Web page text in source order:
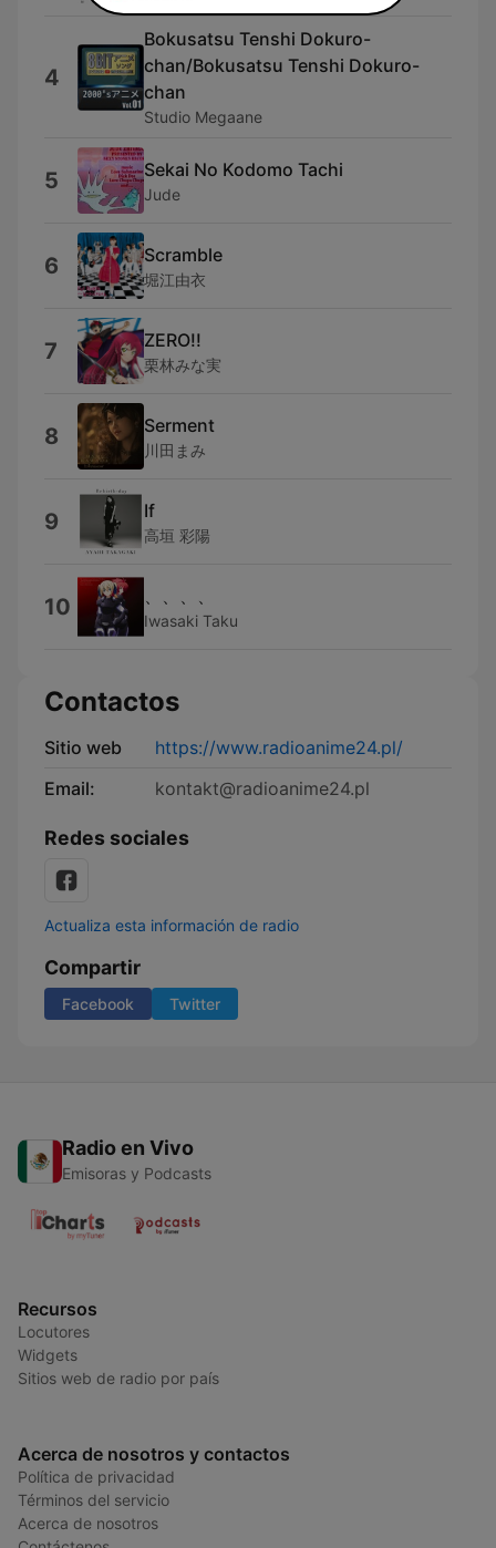
4
Bokusatsu Tenshi Dokuro-
chan/Bokusatsu Tenshi Dokuro-
chan
Studio Megaane
5 Sekai No Kodomo Tachi
Jude
6 Scramble
堀江由衣
7 ZERO!!
栗林みな実
8 Serment
川田まみ
9 If
高垣 彩陽
10 Iwasaki Taku
Contactos
Sitio web
https://www.radioanime24.pl/
Email:
kontakt@radioanime24.pl
Redes sociales
Actualiza esta información de radio
Compartir
Facebook Twitter
Radio en Vivo
Emisoras y Podcasts
Recursos
Locutores
Widgets
Sitios web de radio por país
Acerca de nosotros y contactos
Política de privacidad
Términos del servicio
Acerca de nosotros